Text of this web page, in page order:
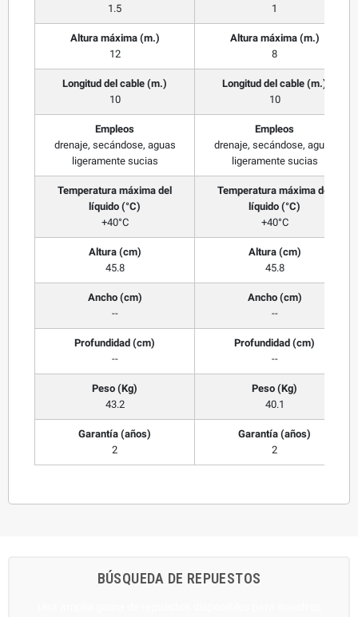
1.5
1
Altura máxima (m.)
12
Altura máxima (m.)
8
Longitud del cable (m.)
10
Longitud del cable (m.)
10
Empleos
drenaje, secándose, aguas
ligeramente sucias
Empleos
drenaje, secándose, aguas
ligeramente sucias
Temperatura máxima del
líquido (°C)
+40°C
Temperatura máxima del
líquido (°C)
+40°C
Altura (cm)
45.8
Altura (cm)
45.8
Ancho (cm)
--
Ancho (cm)
--
Profundidad (cm)
--
Profundidad (cm)
--
Peso (Kg)
43.2
Peso (Kg)
40.1
Garantía (años)
2
Garantía (años)
2
BÚSQUEDA DE REPUESTOS